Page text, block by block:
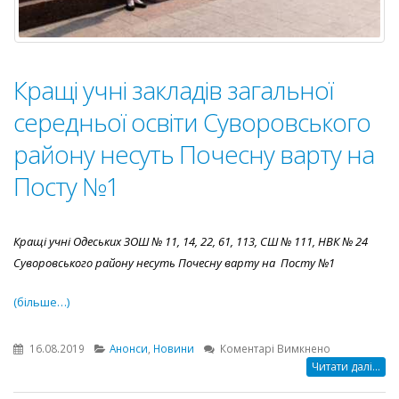
Кращі учні закладів загальної
середньої освіти Суворовського
району несуть Почесну варту на
Посту №1
Кращі учні Одеських ЗОШ № 11, 14, 22, 61, 113, СШ № 111, НВК № 24
Суворовського району несуть Почесну варту на Посту №1
(більше…)
16.08.2019 Анонси Новини Коментарі Вимкнено
Кращі
Читати далі...